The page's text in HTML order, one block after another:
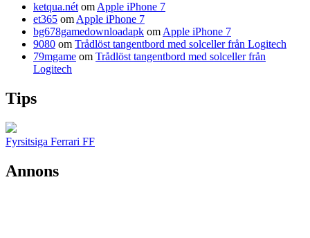
ketqua.nét om Apple iPhone 7
et365 om Apple iPhone 7
bg678gamedownloadapk om Apple iPhone 7
9080 om Trådlöst tangentbord med solceller från Logitech
79mgame om Trådlöst tangentbord med solceller från
Logitech
Tips
Fyrsitsiga Ferrari FF
Annons